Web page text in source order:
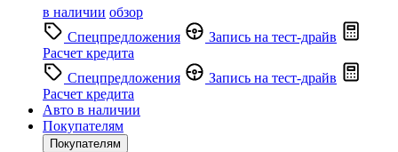
в наличии обзор
Спецпредложения
Запись на тест-драйв
Расчет кредита
Спецпредложения
Запись на тест-драйв
Расчет кредита
Авто в наличии
Покупателям
Покупателям